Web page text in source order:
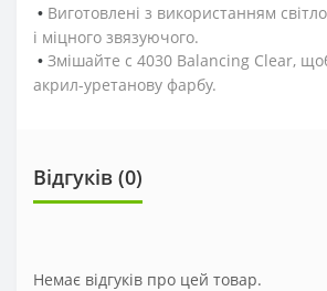
• Виготовлені з використанням
і міцного звязуючого.
• Змішайте с 4030 Balancing Clear,
акрил-уретанову фарбу.
Відгуків (0)
Немає відгуків про цей товар.